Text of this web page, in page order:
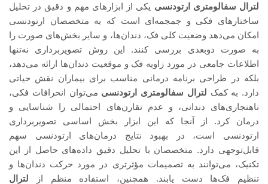
لترال سفالومتری ارتودنسی یکی از ابزارهای مهم و دقیق در تحلیل
ساختارهای فکی و جمجمه‌ای است که به متخصصان ارتودنسی
امکان می‌دهد وضعیت کلی فک، دندان‌ها، و سایر بخش‌های صورت را
به صورت دوبعدی بررسی کنند. این روش تصویربرداری نه‌تنها
اطلاعات جامعی در مورد زاویه فک و موقعیت دندان‌ها ارائه می‌دهد،
بلکه در طراحی برنامه درمانی مناسب برای بیماران نقش حیاتی
دارد. به کمک لترال سفالومتری ارتودنسی می‌توان انحرافات فکی،
ناهنجاری‌های دندانی، و عدم تقارن‌های احتمالی را شناسایی و
درمان کرد. از آنجا که این ابزار بخش اساسی تصویربرداری
ارتودنسی است، در بهبود نتایج درمان‌های ارتودنسی سهم
قابل‌توجهی دارد. متخصصان با تحلیل دقیق داده‌های حاصل از این
تکنیک، می‌توانند به تصمیمات مؤثرتری در مورد حرکت دندان‌ها و
تنظیم فک‌ها دست یابند. همچنین، استفاده منظم از لترال